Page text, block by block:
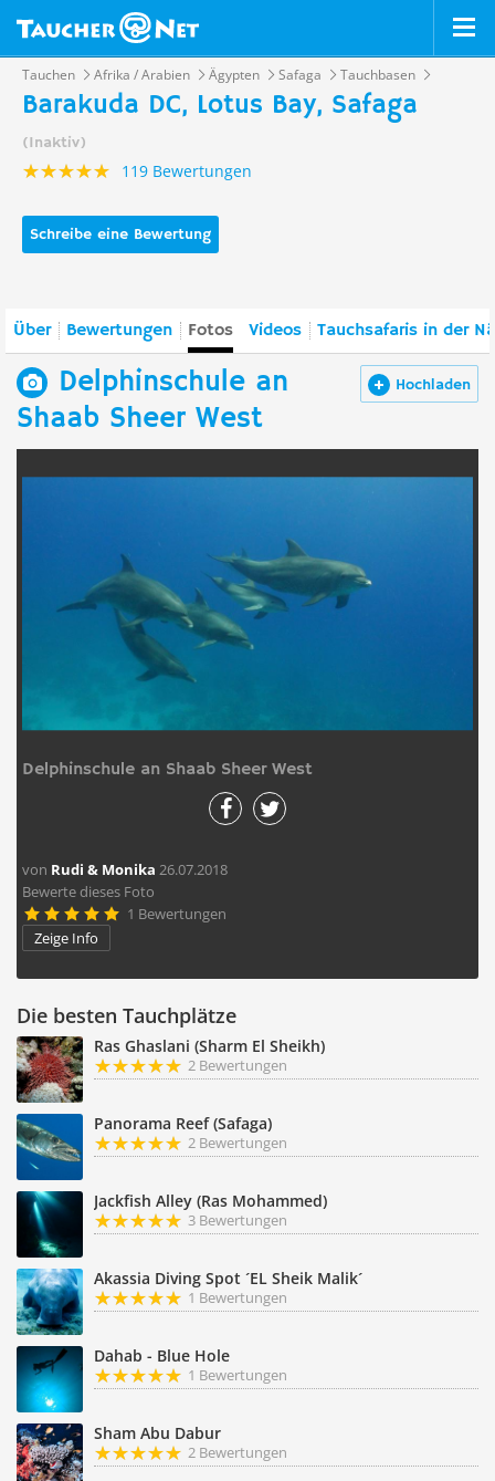
Tauchen Afrika / Arabien Ägypten Safaga Tauchbasen
Barakuda DC, Lotus Bay, Safaga
(Inaktiv)
119 Bewertungen
Schreibe eine Bewertung
Über Bewertungen Fotos Videos Tauchsafaris in der
Hochladen
Delphinschule an
Shaab Sheer West
Delphinschule an Shaab Sheer West
von Rudi & Monika 26.07.2018
Bewerte dieses Foto
     1 Bewertungen
Zeige Info
Die besten Tauchplätze
Ras Ghaslani (Sharm El Sheikh)
2 Bewertungen
Panorama Reef (Safaga)
2 Bewertungen
Jackfish Alley (Ras Mohammed)
3 Bewertungen
Akassia Diving Spot ´EL Sheik Malik´
1 Bewertungen
Dahab - Blue Hole
1 Bewertungen
Sham Abu Dabur
2 Bewertungen